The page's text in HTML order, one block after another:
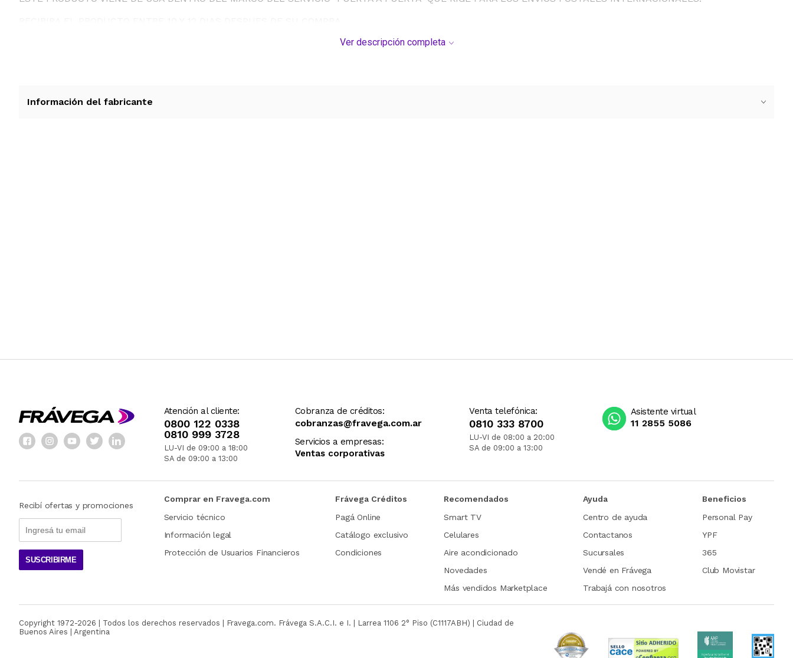
Ver descripción completa
Información del fabricante
Atención al cliente:
0800 122 0338
0810 999 3728
LU-VI de 09:00 a 18:00
SA de 09:00 a 13:00
Cobranza de créditos:
cobranzas@fravega.com.ar
Servicios a empresas:
Ventas corporativas
Venta telefónica:
0810 333 8700
LU-VI de 08:00 a 20:00
SA de 09:00 a 13:00
Asistente virtual
11 2855 5086
Recibí ofertas y promociones
SUSCRIBIRME
Comprar en Fravega.com
Servicio técnico
Información legal
Protección de Usuarios Financieros
Frávega Créditos
Pagá Online
Catálogo exclusivo
Condiciones
Recomendados
Smart TV
Celulares
Aire acondicionado
Novedades
Más vendidos Marketplace
Ayuda
Centro de ayuda
Contactanos
Sucursales
Vendé en Frávega
Trabajá con nosotros
Beneficios
Personal Pay
YPF
365
Club Movistar
Copyright 1972-2026 | Todos los derechos reservados | Fravega.com. Frávega S.A.C.I. e I. | Larrea 1106 2° Piso (C1117ABH) | Ciudad de
Buenos Aires | Argentina